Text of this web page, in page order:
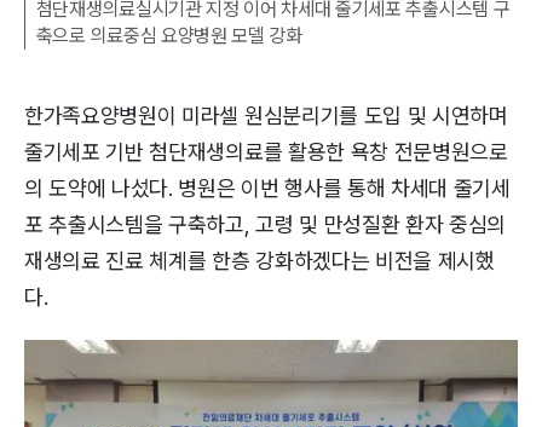
첨단재생의료실시기관 지정 이어 차세대 줄기세포 추출시스템 구
축으로 의료중심 요양병원 모델 강화
한가족요양병원이 미라셀 원심분리기를 도입 및 시연하며
줄기세포 기반 첨단재생의료를 활용한 욕창 전문병원으로
의 도약에 나섰다. 병원은 이번 행사를 통해 차세대 줄기세
포 추출시스템을 구축하고, 고령 및 만성질환 환자 중심의
재생의료 진료 체계를 한층 강화하겠다는 비전을 제시했
다.